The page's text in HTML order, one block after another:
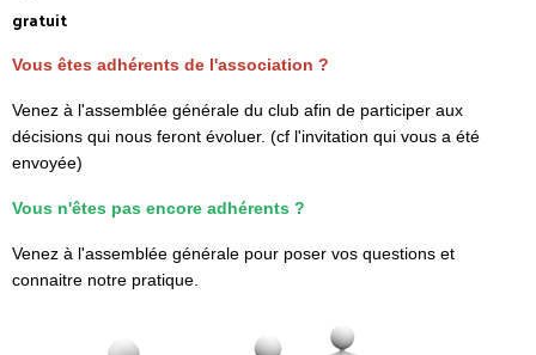
gratuit
Vous êtes adhérents de l'association ?
Venez à l'assemblée générale du club afin de participer aux
décisions qui nous feront évoluer. (cf l'invitation qui vous a été
envoyée)
Vous n'êtes pas encore adhérents ?
Venez à l'assemblée générale pour poser vos questions et
connaitre notre pratique.